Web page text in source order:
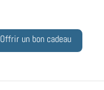
Offrir un bon cadeau